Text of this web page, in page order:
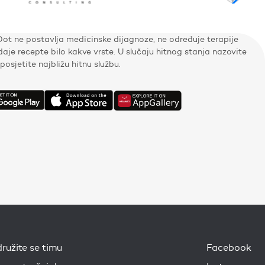
ne postavlja medicinske dijagnoze, ne određuje terapije
recepte bilo kakve vrste. U slučaju hitnog stanja nazovite
najbližu hitnu službu.
se timu
Facebook